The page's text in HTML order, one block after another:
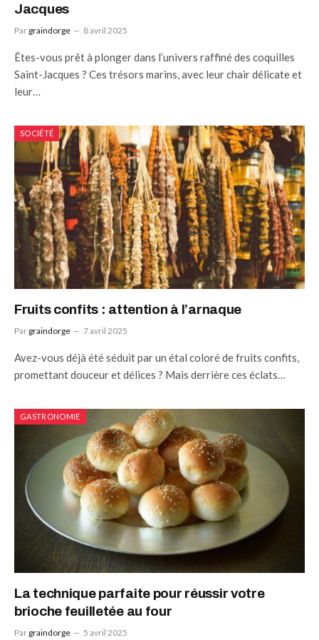
Jacques
Par graindorge 8 avril 2025
Êtes-vous prêt à plonger dans l’univers raffiné des coquilles
Saint-Jacques ? Ces trésors marins, avec leur chair délicate et
leur…
SOCIÉTÉ
Fruits confits : attention à l’arnaque
Par graindorge 7 avril 2025
Avez-vous déjà été séduit par un étal coloré de fruits confits,
promettant douceur et délices ? Mais derrière ces éclats…
GASTRONOMIE
La technique parfaite pour réussir votre
brioche feuilletée au four
Par graindorge 5 avril 2025